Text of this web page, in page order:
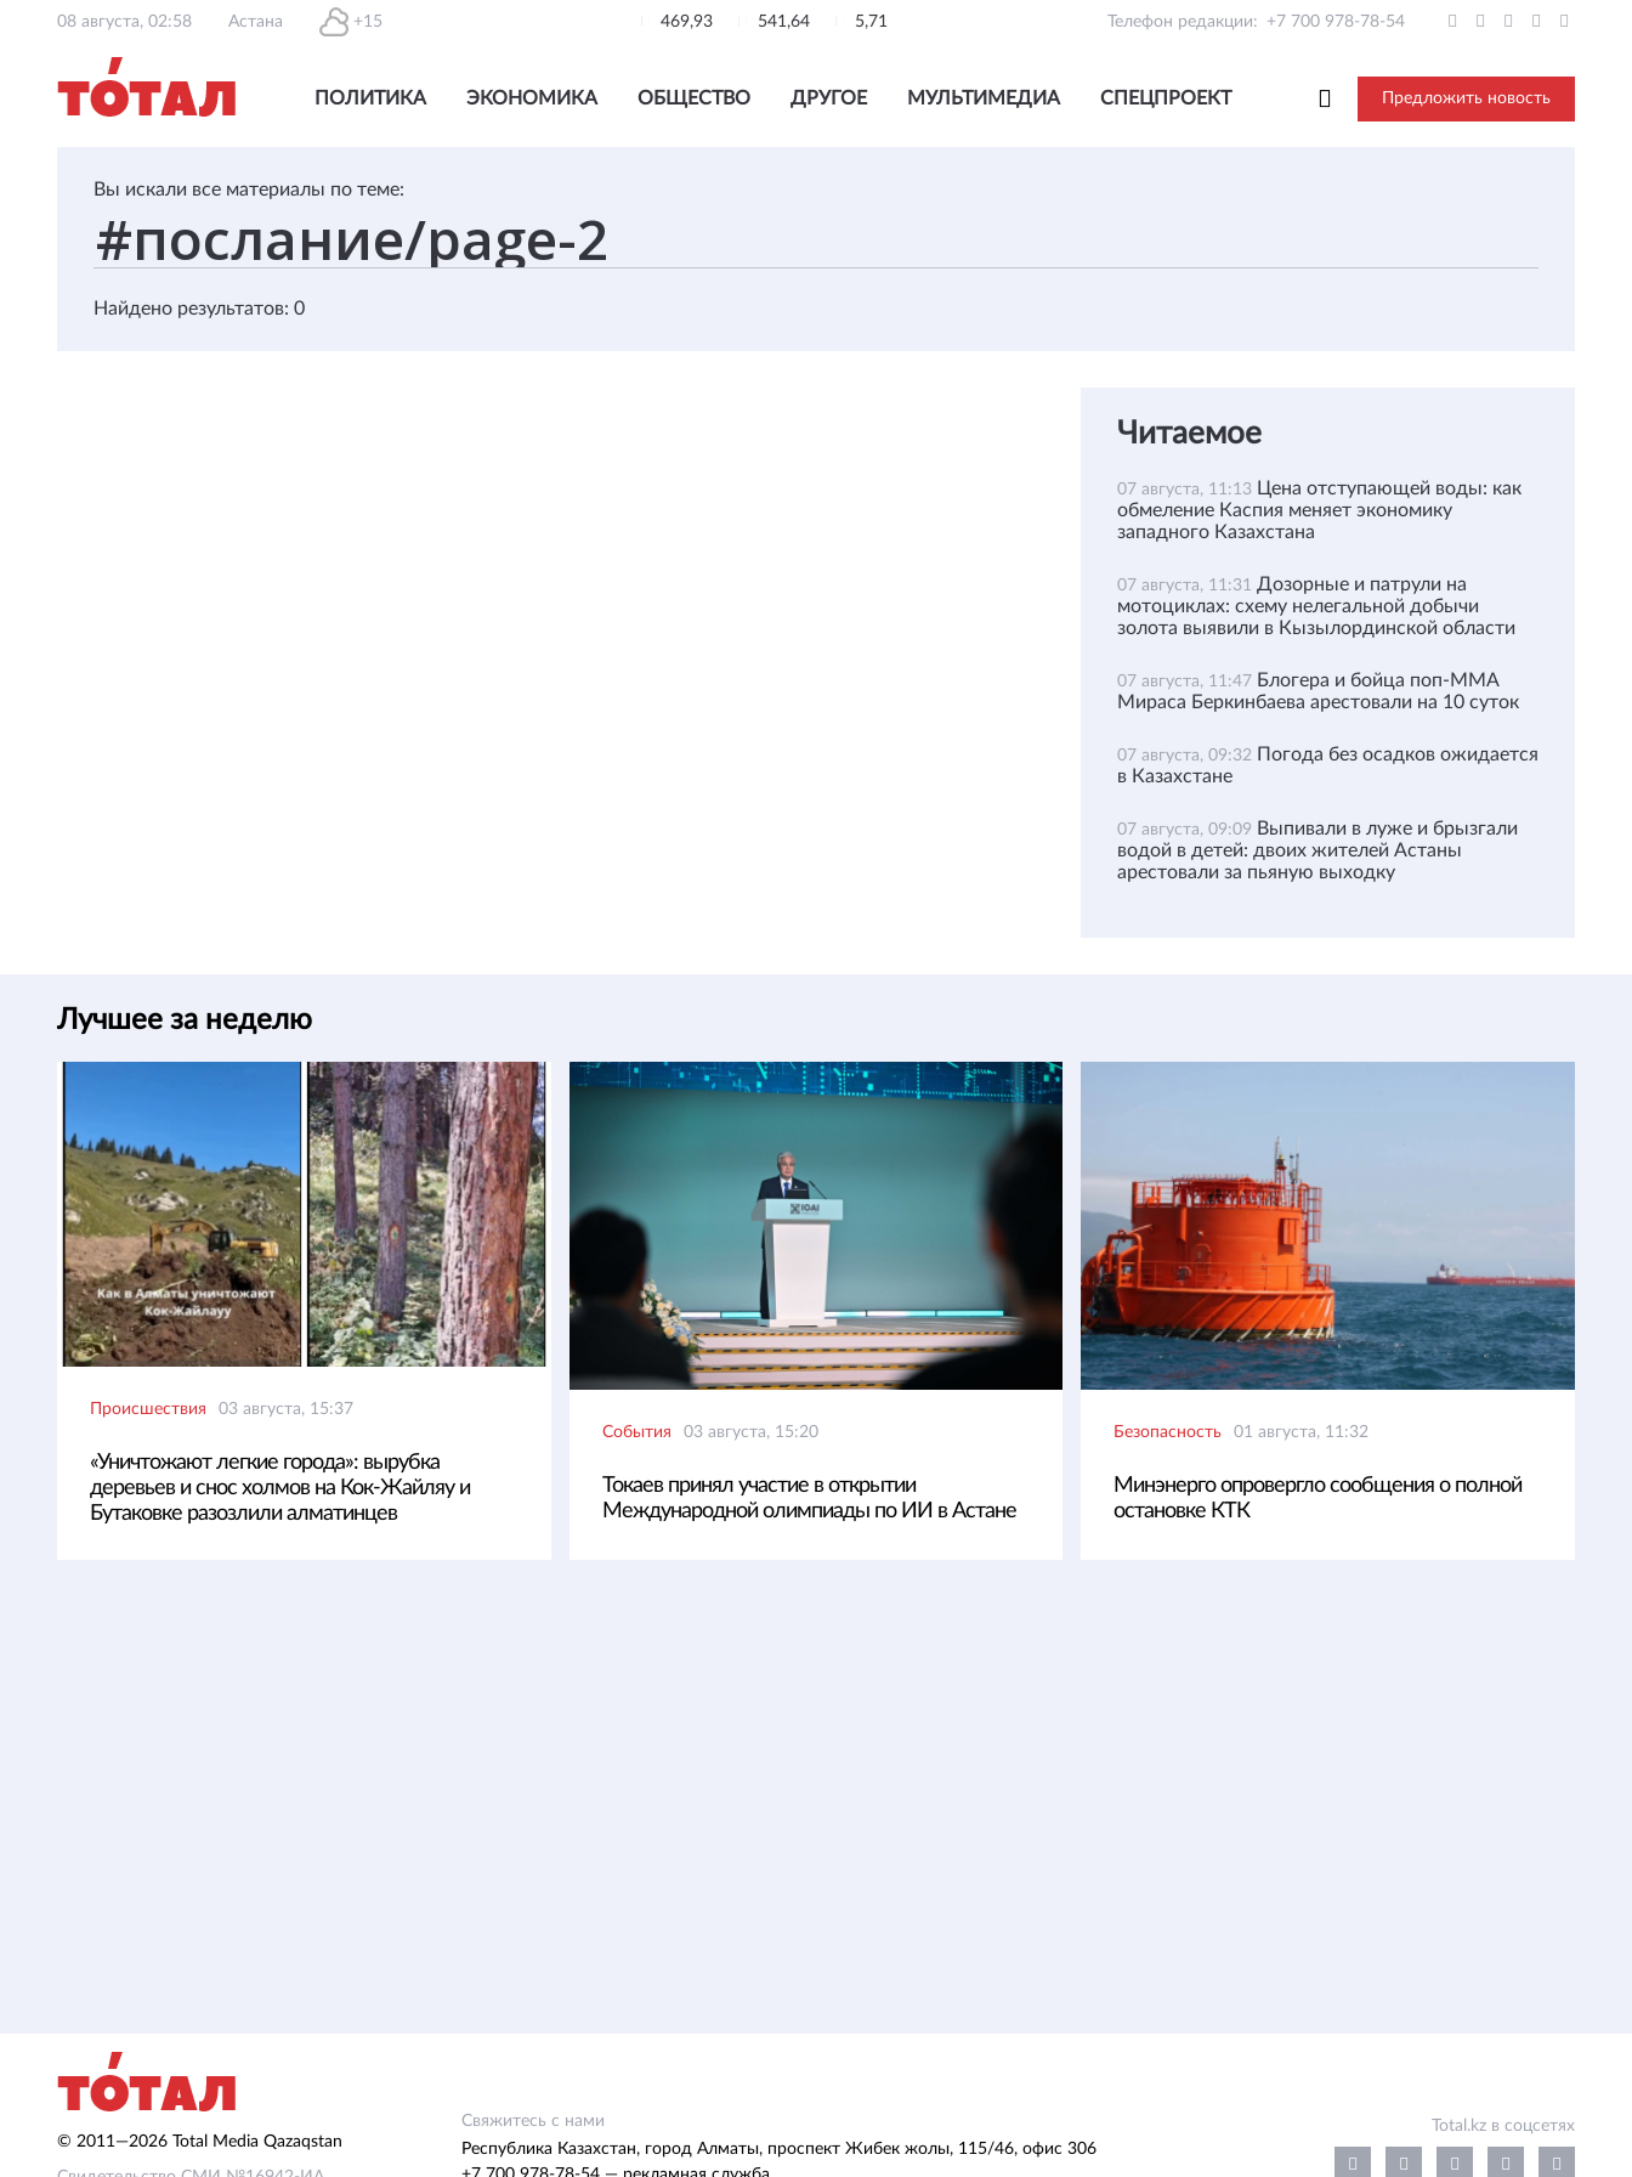
08 августа, 02:58 Астана +15 469,93 541,64 5,71 Телефон редакции: +7 700 978-78-54
ПОЛИТИКА ЭКОНОМИКА ОБЩЕСТВО ДРУГОЕ МУЛЬТИМЕДИА СПЕЦПРОЕКТ Предложить новость
Вы искали все материалы по теме:
Найдено результатов: 0
Читаемое
07 августа, 11:13 Цена отступающей воды: как
обмеление Каспия меняет экономику
западного Казахстана
07 августа, 11:31 Дозорные и патрули на
мотоциклах: схему нелегальной добычи
золота выявили в Кызылординской области
07 августа, 11:47 Блогера и бойца поп-ММА
Мираса Беркинбаева арестовали на 10 суток
07 августа, 09:32 Погода без осадков ожидается
в Казахстане
07 августа, 09:09 Выпивали в луже и брызгали
водой в детей: двоих жителей Астаны
арестовали за пьяную выходку
Лучшее за неделю
Происшествия 03 августа, 15:37
«Уничтожают легкие города»: вырубка
деревьев и снос холмов на Кок-Жайляу и
Бутаковке разозлили алматинцев
События 03 августа, 15:20
Токаев принял участие в открытии
Международной олимпиады по ИИ в Астане
Безопасность 01 августа, 11:32
Минэнерго опровергло сообщения о полной
остановке КТК
© 2011—2026 Total Media Qazaqstan
Свяжитесь с нами
Республика Казахстан, город Алматы, проспект Жибек жолы, 115/46, офис 306
Total.kz в соцсетях